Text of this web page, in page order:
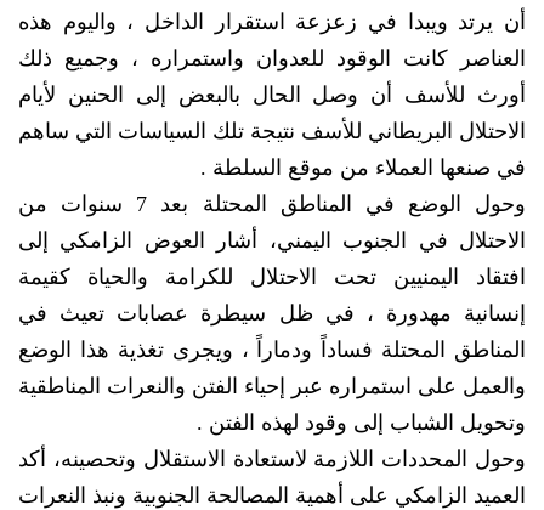
أن يرتد ويبدا في زعزعة استقرار الداخل ، واليوم هذه
العناصر كانت الوقود للعدوان واستمراره ، وجميع ذلك
أورث للأسف أن وصل الحال بالبعض إلى الحنين لأيام
الاحتلال البريطاني للأسف نتيجة تلك السياسات التي ساهم
في صنعها العملاء من موقع السلطة .
وحول الوضع في المناطق المحتلة بعد 7 سنوات من
الاحتلال في الجنوب اليمني، أشار العوض الزامكي إلى
افتقاد اليمنيين تحت الاحتلال للكرامة والحياة كقيمة
إنسانية مهدورة ، في ظل سيطرة عصابات تعيث في
المناطق المحتلة فساداً ودماراً ، ويجرى تغذية هذا الوضع
والعمل على استمراره عبر إحياء الفتن والنعرات المناطقية
وتحويل الشباب إلى وقود لهذه الفتن .
وحول المحددات اللازمة لاستعادة الاستقلال وتحصينه، أكد
العميد الزامكي على أهمية المصالحة الجنوبية ونبذ النعرات